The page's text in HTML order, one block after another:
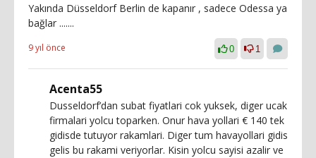
Yakında Düsseldorf Berlin de kapanır , sadece Odessa ya
bağlar .......
9 yıl önce 0 1
Acenta55
Dusseldorf’dan subat fiyatlari cok yuksek, diger ucak
firmalari yolcu toparken. Onur hava yollari € 140 tek
gidisde tutuyor rakamlari. Diger tum havayollari gidis
gelis bu rakami veriyorlar. Kisin yolcu sayisi azalir ve